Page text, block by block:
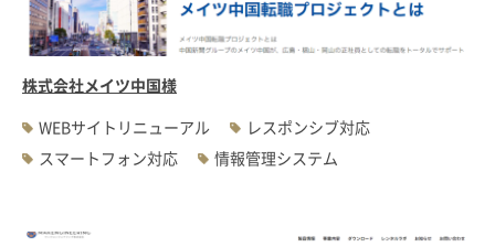
株式会社メイツ中国様
WEBサイトリニューアル
レスポンシブ対応
スマートフォン対応
情報管理システム